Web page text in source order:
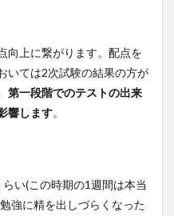
向上に繋がります。配点を
いては2次試験の結果の方が
第一段階でのテストの出来
響します。
い(この時期の1週間は本当
強に精を出しづらくなった